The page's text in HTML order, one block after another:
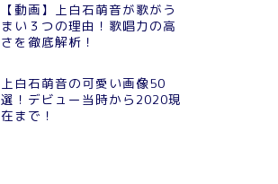
【動画】上白石萌音が歌がう
まい３つの理由！歌唱力の高
さを徹底解析！
上白石萌音の可愛い画像50
選！デビュー当時から2020現
在まで！